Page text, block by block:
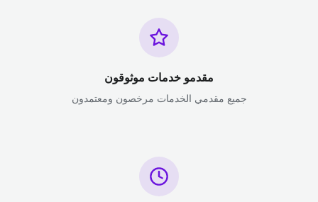
مقدمو خدمات موثوقون
جميع مقدمي الخدمات مرخصون ومعتمدون